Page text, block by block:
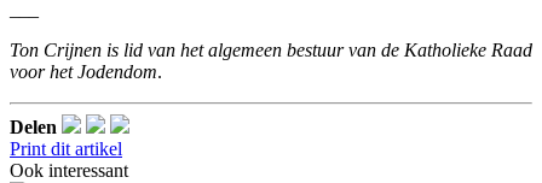
Ton Crijnen is lid van het algemeen bestuur van de Katholieke Raad
voor het Jodendom.
Delen
Print dit artikel
Ook interessant